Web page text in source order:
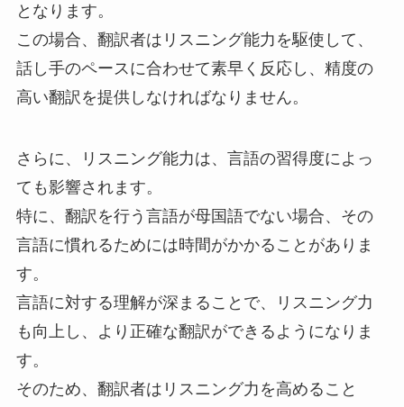
となります。
この場合、翻訳者はリスニング能力を駆使して、
話し手のペースに合わせて素早く反応し、精度の
高い翻訳を提供しなければなりません。
さらに、リスニング能力は、言語の習得度によっ
ても影響されます。
特に、翻訳を行う言語が母国語でない場合、その
言語に慣れるためには時間がかかることがありま
す。
言語に対する理解が深まることで、リスニング力
も向上し、より正確な翻訳ができるようになりま
す。
そのため、翻訳者はリスニング力を高めること